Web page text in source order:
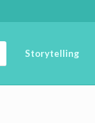
Storytelling